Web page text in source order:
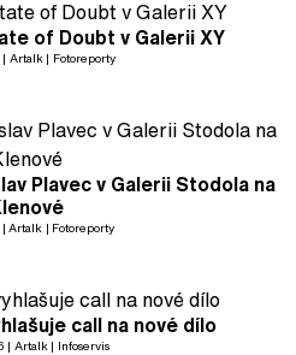
of Doubt v Galerii XY
Artalk Fotoreporty
Plavec v Galerii Stodola na
Artalk Fotoreporty
call na nové dílo
Artalk Infoservis